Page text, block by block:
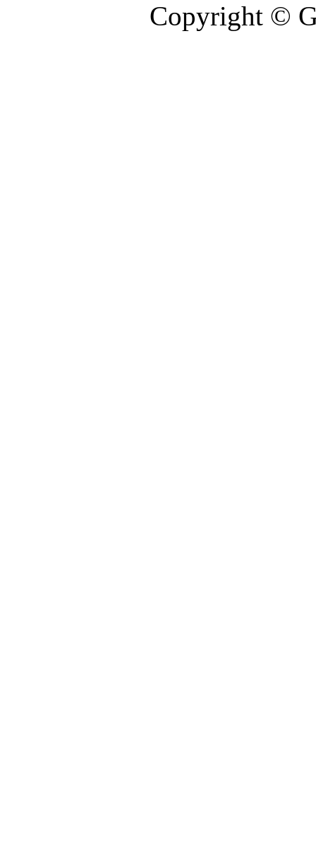
Copyright ©